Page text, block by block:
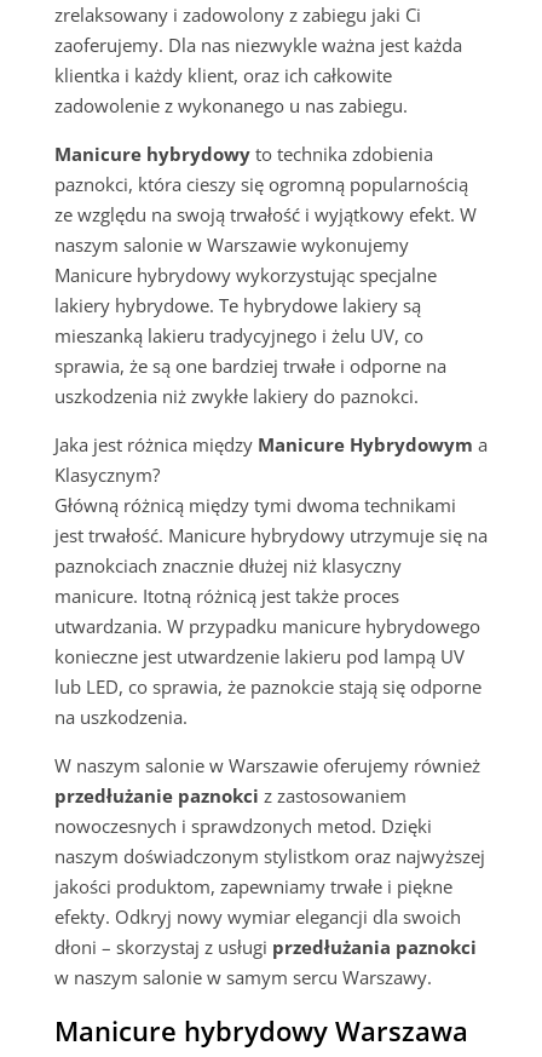
zrelaksowany i zadowolony z zabiegu jaki Ci
zaoferujemy. Dla nas niezwykle ważna jest każda
klientka i każdy klient, oraz ich całkowite
zadowolenie z wykonanego u nas zabiegu.
Manicure hybrydowyto technika zdobienia
paznokci, która cieszy się ogromną popularnością
ze względu na swoją trwałość i wyjątkowy efekt. W
naszym salonie w Warszawie wykonujemy
Manicure hybrydowy wykorzystując specjalne
lakiery hybrydowe. Te hybrydowe lakiery są
mieszanką lakieru tradycyjnego i żelu UV, co
sprawia, że są one bardziej trwałe i odporne na
uszkodzenia niż zwykłe lakiery do paznokci.
Jaka jest różnica między Manicure Hybrydowym a
Klasycznym?
Główną różnicą między tymi dwoma technikami
jest trwałość. Manicure hybrydowy utrzymuje się na
paznokciach znacznie dłużej niż klasyczny
manicure. Itotną różnicą jest także proces
utwardzania. W przypadku manicure hybrydowego
konieczne jest utwardzenie lakieru pod lampą UV
lub LED, co sprawia, że paznokcie stają się odporne
na uszkodzenia.
W naszym salonie w Warszawie oferujemy również
przedłużanie paznokci z zastosowaniem
nowoczesnych i sprawdzonych metod. Dzięki
naszym doświadczonym stylistkom oraz najwyższej
jakości produktom, zapewniamy trwałe i piękne
efekty. Odkryj nowy wymiar elegancji dla swoich
dłoni – skorzystaj z usługi przedłużania paznokci
w naszym salonie w samym sercu Warszawy.
Manicure hybrydowy Warszawa